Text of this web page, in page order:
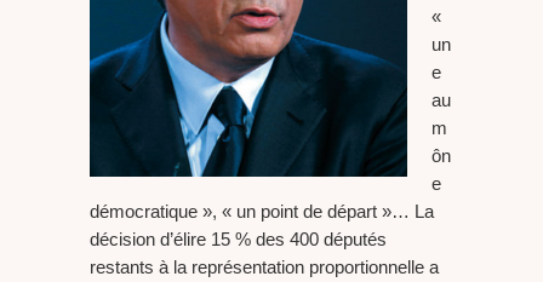
«
un
e
au
m
ôn
e
démocratique », « un point de départ »… La
décision d’élire 15 % des 400 députés
restants à la représentation proportionnelle a